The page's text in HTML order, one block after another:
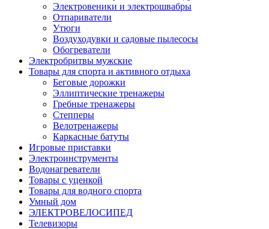
Электровеники и электрошвабры
Отпариватели
Утюги
Воздуходувки и садовые пылесосы
Обогреватели
Электробритвы мужские
Товары для спорта и активного отдыха
Беговые дорожки
Эллиптические тренажеры
Гребные тренажеры
Степперы
Велотренажеры
Каркасные батуты
Игровые приставки
Электроинструменты
Водонагреватели
Товары с уценкой
Товары для водного спорта
Умный дом
ЭЛЕКТРОВЕЛОСИПЕД
Телевизоры